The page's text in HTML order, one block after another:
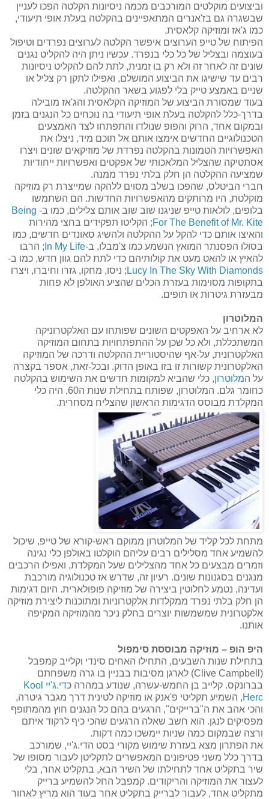
וביצועים מוקלטים המורכבים מכמה ניסיונות הקלטה הפכו לעניין
שבשגרה גם בז'אנרים המתאפיינים בהקלטה בעלת אופי תיעודי,
כמו ג'אז ומוזיקה קלאסית.
הפיתוח של טייפ הערוצים איפשר הקלטה לערוצים נפרדים וטיפול
בעוצמה ובצליל של כל כלי בנפרד. עכשיו ניתן היה להקליט נגנים
שונים זה לאחר זה ולא רק בו זמנית, לתת להם להקליט ניסיונות
רבים עד שישיגו את הביצוע המושלם, ואפילו לתקן רק צליל או
שניים באמצע טייק בלי לפגוע בשאר ההקלטה.
בעוד שמסורת הביצוע של המוזיקה הקלאסית והג'אז מובילה
בדרך-כלל להקלטה בעלת אופי תיעודי בה נוכחים כל הנגנים בזמן
ובמקום אחד, הרוק והפופ שנולדו והתפתחו לצד האמצעים
הטכנולוגיים החדשים אימצו אותם אל תוכם מיד, ניצלו את
האפשרויות הטמונות בהקלטה נפרדת של מוזיקאים שונים ויצרו
אסתטיקה שהצליל המלאכותי של אפקטים ואפשרויות ייחודיות
שמציעה ההקלטה הן חלק בלתי נפרד ממנה.
חברי הביטלס, שהפכו בשלב מסוים ללהקה שמייצרת רק מוזיקה
מוקלטת, היו מרותקים מהאפשרויות החדשות. הם השתמשו
בלופים, לולאות טייפ שניגנו שוב שוב אותם צלילים, כמו ב- Being
For The Benefit of Mr. Kite; הקליטו תפקידים בחצי מהירות
והאיצו אותם כדי להקל על ההקלטה ולהשיג סאונדים חדשים, כמו
בסולו הפסנתר המואץ הנשמע כמו צ'מבלו, ב-In My Life ; הרבו
להאיץ או להאט מעט את קולותיהם כדי לתת להם גוון חדש, כמו ב-
Lucy In The Sky With Diamonds ; ניסו, מחקו, גזרו וחיברו, ויצרו
בתקופות מסוימות בעזרת הכלים שהציע האולפן לא פחות
מבעזרת גיטרות או תופים.
המלוטרון
לא ארחיב על האפקטים השונים שפותחו עם האלקטרוניקה
המשתכללת, ולא כל שכן על ההתפתחויות בתחום המוזיקה
האלקטרונית, על-אף שהיסטוריית ההקלטה ודרכה של המוזיקה
האלקטרונית קשורות זו בזו באופן הדוק. ובכל-זאת, אספר בקצרה
על המלוטרון, כלי שהביא למקומות חדשים את השימוש בהקלטה
כחומר גלם. המלוטרון, שפותח בתחילת שנות ה60, היה כלי
המקלדת מבוסס הדגימות הראשון שהצליח מסחרית.
מתחת לכל קליד של המלוטרון ממוקם ראש-קורא של טייפ, שיכול
להשמיע אחד מסלילים רבים עליהם הוקלטו באולפן כלי נגינה
וזמרים מבצעים כל אחד מהצלילים שעל המקלדת, ואפילו הרכבים
מנגנים בסגנונות שונים. רעיון זה, שדרש אז טכנולוגיה מורכבת
ועדינה, נטמע לחלוטין ביצירה של מוזיקה פופולארית. היום דגימות
הן חלק בלתי נפרד ממקלדות אלקטרוניות ומתוכנות ליצירת מוזיקה
אלקטרונית שמשמשות יוצרים בחלק ניכר מהמוזיקה המקיפה
אותנו.
היפ הופ – מוזיקה מבוססת סימפול
בתחילת שנות השבעים, התחילו האחים סינדי וקלייב קמפבל
(Clive Campbell) לארגן מסיבות בבניין בו גרה משפחתם
בברונקס. קלייב בן החמש-עשרה, שנודע במהרה כ
די.ג'יי Kool
Herc, השמיע תקליטי פ'אנק או מוזיקה לטינית דרך מגבר גיטרה,
והכי אהב את ה"ברייקים", הרגעים בהם כל הנגנים חוץ מהמתופף
מפסיקים לנגן. הוא חשב שאלה הרגעים שהכי כיף לרקוד איתם
ורצה שבמקום כמה שניות יימשכו כמה דקות.
את הפתרון מצא בעזרת שימוש מקורי בסט הדי.ג'יי, שמורכב
בדרך כלל משני פטיפונים המאפשרים לתקליטן לעבור מסופו של
שיר בתקליט אחד לתחילתו של השיר הבא, בתקליט אחר, בלי
לעצור את המוזיקה והריקודים. קמפבל החל להשמיע ברייק
מתקליט אחד, לעבור לברייק בתקליט אחר בעוד הוא מריץ לאחור